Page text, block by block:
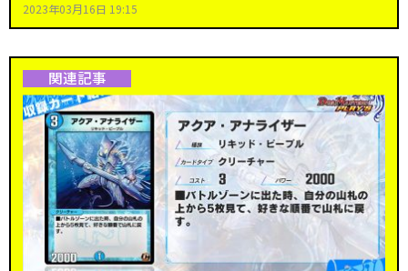
2023年03月16日 19:15
関連記事